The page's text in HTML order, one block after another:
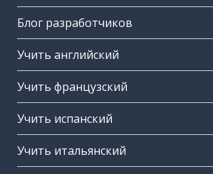
Блог разработчиков
Учить английский
Учить французский
Учить испанский
Учить итальянский